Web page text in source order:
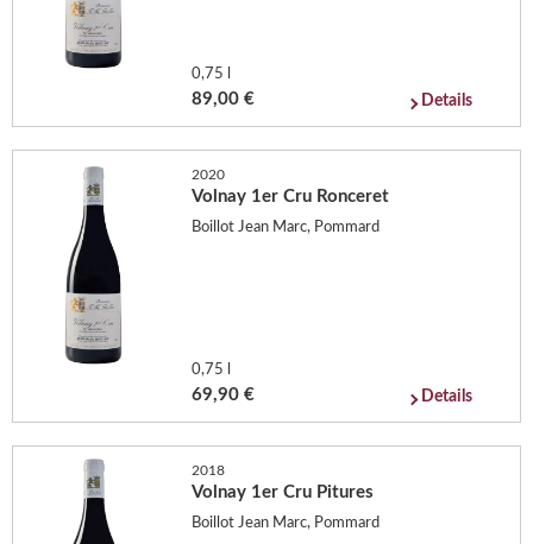
0,75 l
89,00 € Details
2020
Volnay 1er Cru Ronceret
Boillot Jean Marc, Pommard
0,75 l
69,90 € Details
2018
Volnay 1er Cru Pitures
Boillot Jean Marc, Pommard